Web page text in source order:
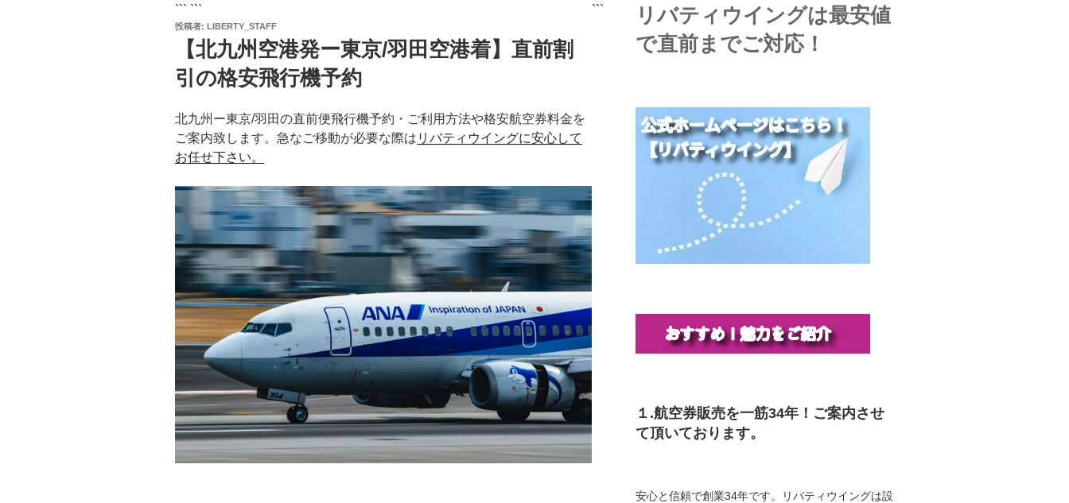
``` ```
投
投稿者: LIBERTY_STAFF
【北九州空港発ー東京/羽田空港着】直前割
引の格安飛行機予約
北九州ー東京/羽田の直前便飛行機予約・ご利用方法や格安航空券料金を
ご案内致します。急なご移動が必要な際は リバティウイングに安心して
お任せ下さい。
リバティウイングは最安値
で直前までご対応！
１.航空券販売を一筋34年！ご案内させ
て頂いております。
安心と信頼で創業34年です。リバティウイングは設
```